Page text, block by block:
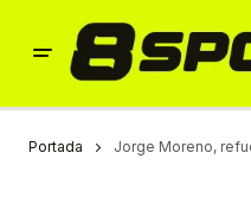
Portada Jorge Moreno,